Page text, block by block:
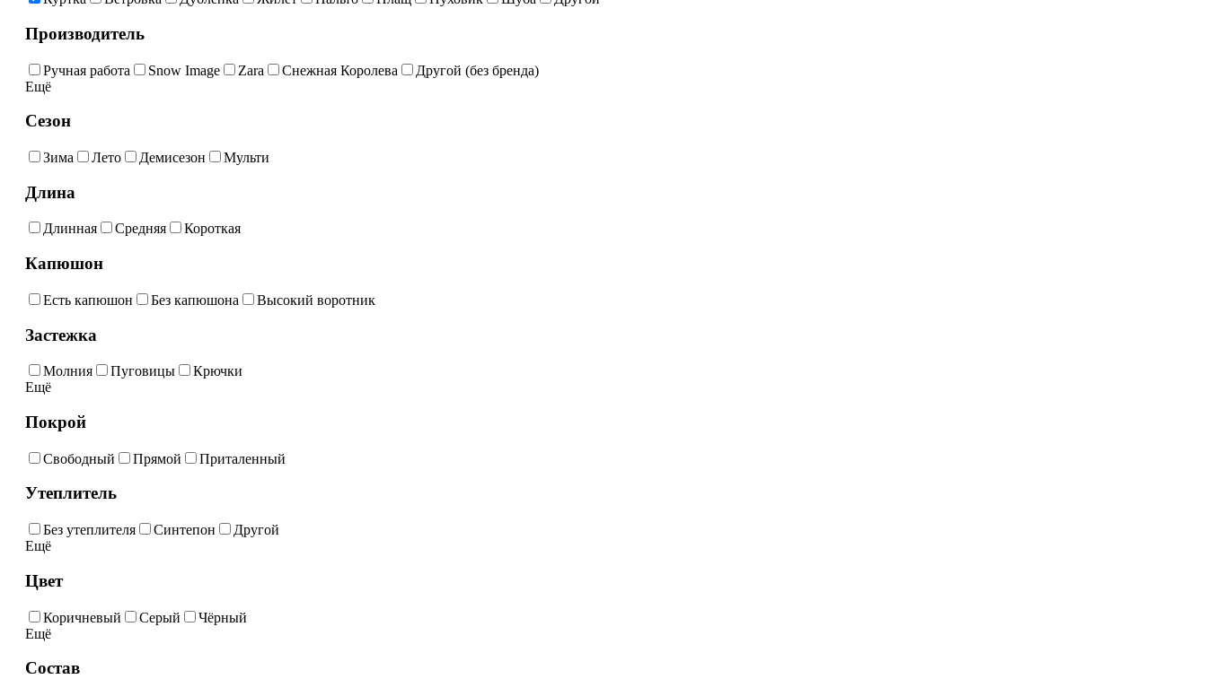
Производитель
Ручная работа Snow Image Zara Снежная Королева
Другой (без бренда)
Ещё
Сезон
Зима Лето Демисезон Мульти
Длина
Длинная Средняя Короткая
Капюшон
Есть капюшон Без капюшона Высокий воротник
Застежка
Молния Пуговицы
Крючки
Ещё
Покрой
Свободный Прямой Приталенный
Утеплитель
Без утеплителя Синтепон
Другой
Ещё
Цвет
Коричневый Серый
Чёрный
Ещё
Состав